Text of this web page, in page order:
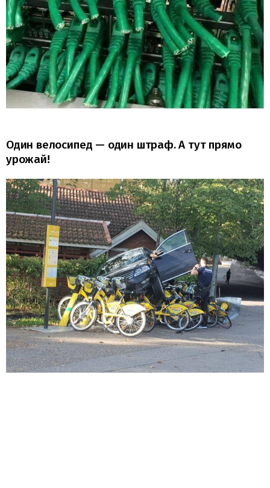
Один велосипед — один штраф. А тут прямо
урожай!